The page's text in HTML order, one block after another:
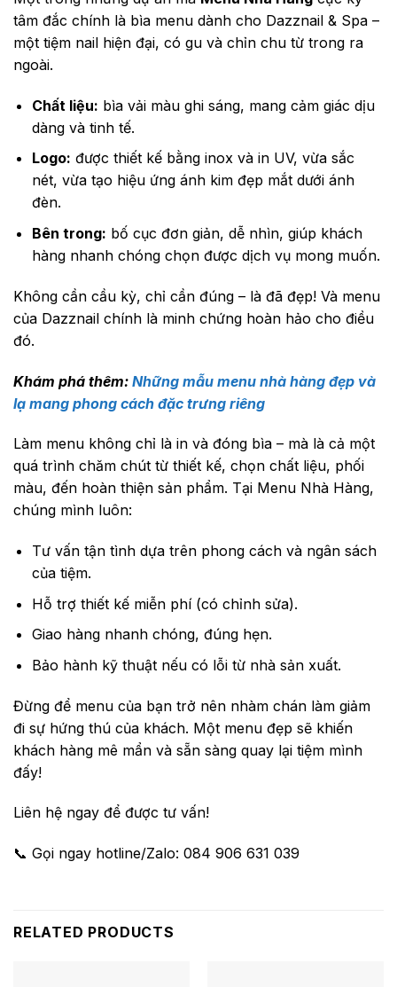
tâm đắc chính là bìa menu dành cho Dazznail & Spa –
một tiệm nail hiện đại, có gu và chỉn chu từ trong ra
ngoài.
Chất liệu: bìa vải màu ghi sáng, mang cảm giác dịu
dàng và tinh tế.
Logo: được thiết kế bằng inox và in UV, vừa sắc
nét, vừa tạo hiệu ứng ánh kim đẹp mắt dưới ánh
đèn.
Bên trong: bố cục đơn giản, dễ nhìn, giúp khách
hàng nhanh chóng chọn được dịch vụ mong muốn.
Không cần cầu kỳ, chỉ cần đúng – là đã đẹp! Và menu
của Dazznail chính là minh chứng hoàn hảo cho điều
đó.
Khám phá thêm: Những mẫu menu nhà hàng đẹp và
lạ mang phong cách đặc trưng riêng
Làm menu không chỉ là in và đóng bìa – mà là cả một
quá trình chăm chút từ thiết kế, chọn chất liệu, phối
màu, đến hoàn thiện sản phẩm. Tại Menu Nhà Hàng,
chúng mình luôn:
Tư vấn tận tình dựa trên phong cách và ngân sách
của tiệm.
Hỗ trợ thiết kế miễn phí (có chỉnh sửa).
Giao hàng nhanh chóng, đúng hẹn.
Bảo hành kỹ thuật nếu có lỗi từ nhà sản xuất.
Đừng để menu của bạn trở nên nhàm chán làm giảm
đi sự hứng thú của khách. Một menu đẹp sẽ khiến
khách hàng mê mẩn và sẵn sàng quay lại tiệm mình
đấy!
Liên hệ ngay để được tư vấn!
📞 Gọi ngay hotline/Zalo: 084 906 631 039
RELATED PRODUCTS